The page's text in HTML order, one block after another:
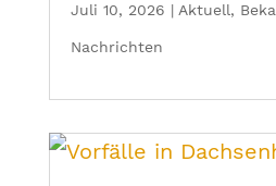
Juli 10, 2026 | Aktuell,
Nachrichten